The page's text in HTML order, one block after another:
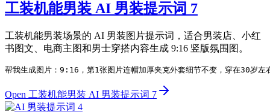
工装机能男装 AI 男装提示词 7
工装机能男装场景的 AI 男装图片提示词，适合男装店、小红
书图文、电商主图和男士穿搭内容生成 9:16 竖版氛围图。
帮我生成图片：9:16，第1张图片连帽加厚夹克外套细节不变，穿在30岁左
Open 工装机能男装 AI 男装提示词 7